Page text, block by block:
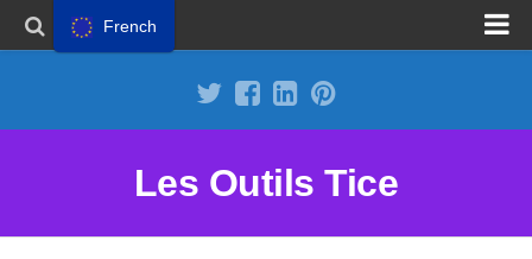
Les Outils Tice
French